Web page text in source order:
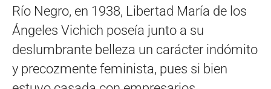
Río Negro, en 1938, Libertad María de los
Ángeles Vichich poseía junto a su
deslumbrante belleza un carácter indómito
y precozmente feminista, pues si bien